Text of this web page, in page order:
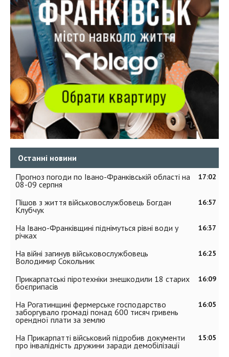
Останні новини
17:02
Прогноз погоди по Івано-Франківській області на
08-09 серпня
16:57
Пішов з життя військовослужбовець Богдан
Клубчук
16:37
На Івано-Франківщині піднімуться рівні води у
річках
16:25
На війні загинув військовослужбовець
Володимир Сокольник
16:09
Прикарпатські піротехніки знешкодили 18 старих
боєприпасів
16:05
На Рогатинщині фермерське господарство
заборгувало громаді понад 600 тисяч гривень
орендної плати за землю
15:05
На Прикарпатті військовий підробив документи
про інвалідність дружини заради демобілізації